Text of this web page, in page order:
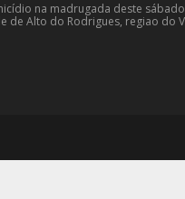
na madrugada deste
de Alto do Rodrigues, regiao do